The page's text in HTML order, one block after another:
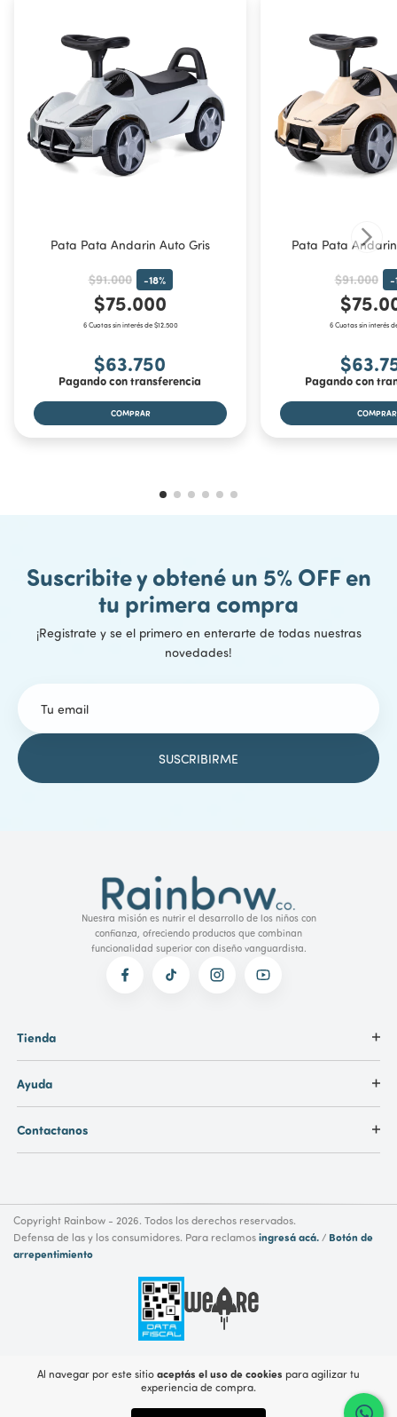
Al navegar por este sitio aceptás el uso de cookies para agilizar tu
experiencia de compra.
Pata Pata Andarin Auto Gris
$91.000 -18%
$75.000
6 Cuotas sin interés de $12.500
$63.750
Pagando con transferencia
Pata Pata
$91.000 -
6 Cuotas sin interés
Pagando con
Suscribite y obtené un 5% OFF en
tu primera compra
¡Registrate y se el primero en enterarte de todas nuestras
novedades!
Nuestra misión es nutrir el desarrollo de los niños con
confianza, ofreciendo productos que combinan
funcionalidad superior con diseño vanguardista.
Tienda
Ayuda
Contactanos
Copyright Rainbow - 2026. Todos los derechos reservados.
Defensa de las y los consumidores. Para reclamos ingresá acá. / Botón de
arrepentimiento